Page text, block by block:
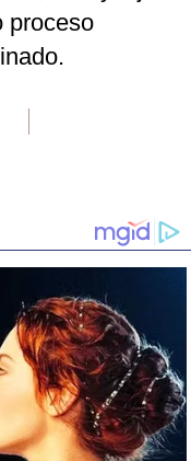
proceso